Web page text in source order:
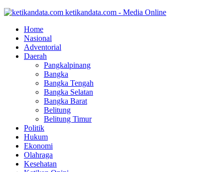
ketikandata.com - Media Online
Home
Nasional
Adventorial
Daerah
Pangkalpinang
Bangka
Bangka Tengah
Bangka Selatan
Bangka Barat
Belitung
Belitung Timur
Politik
Hukum
Ekonomi
Olahraga
Kesehatan